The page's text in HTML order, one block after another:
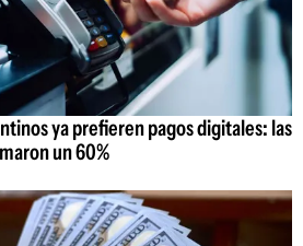
ya prefieren pagos digitales: las
un 60%